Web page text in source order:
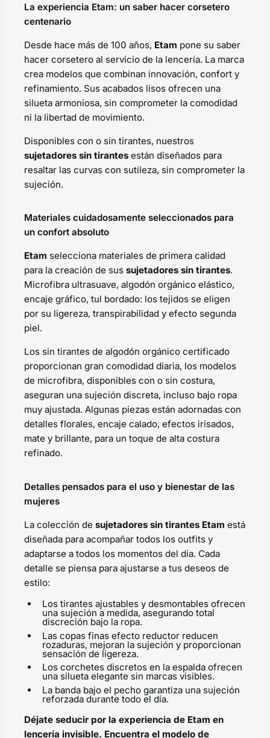
La experiencia Etam: un saber hacer corsetero
centenario
Desde hace más de 100 años, Etam pone su saber
hacer corsetero al servicio de la lencería. La marca
crea modelos que combinan innovación, confort y
refinamiento. Sus acabados lisos ofrecen una
silueta armoniosa, sin comprometer la comodidad
ni la libertad de movimiento.
Disponibles con o sin tirantes, nuestros
sujetadores sin tirantes están diseñados para
resaltar las curvas con sutileza, sin comprometer la
sujeción.
Materiales cuidadosamente seleccionados para
un confort absoluto
Etam selecciona materiales de primera calidad
para la creación de sus sujetadores sin tirantes.
Microfibra ultrasuave, algodón orgánico elástico,
encaje gráfico, tul bordado: los tejidos se eligen
por su ligereza, transpirabilidad y efecto segunda
piel.
Los sin tirantes de algodón orgánico certificado
proporcionan gran comodidad diaria, los modelos
de microfibra, disponibles con o sin costura,
aseguran una sujeción discreta, incluso bajo ropa
muy ajustada. Algunas piezas están adornadas con
detalles florales, encaje calado, efectos irisados,
mate y brillante, para un toque de alta costura
refinado.
Detalles pensados para el uso y bienestar de las
mujeres
La colección de sujetadores sin tirantes Etam está
diseñada para acompañar todos los outfits y
adaptarse a todos los momentos del día. Cada
detalle se piensa para ajustarse a tus deseos de
estilo:
Los tirantes ajustables y desmontables ofrecen
una sujeción a medida, asegurando total
discreción bajo la ropa.
Las copas finas efecto reductor reducen
rozaduras, mejoran la sujeción y proporcionan
sensación de ligereza.
Los corchetes discretos en la espalda ofrecen
una silueta elegante sin marcas visibles.
La banda bajo el pecho garantiza una sujeción
reforzada durante todo el día.
Déjate seducir por la experiencia de Etam en
lencería invisible. Encuentra el modelo de